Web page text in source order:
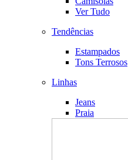
Ver Tudo
Tendências
Estampados
Tons Terrosos
Linhas
Jeans
Praia